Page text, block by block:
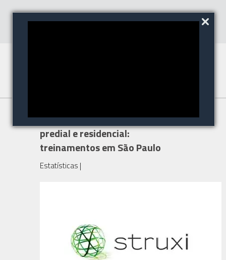
Soluções de automação
predial e residencial:
treinamentos em São Paulo
Estatísticas |